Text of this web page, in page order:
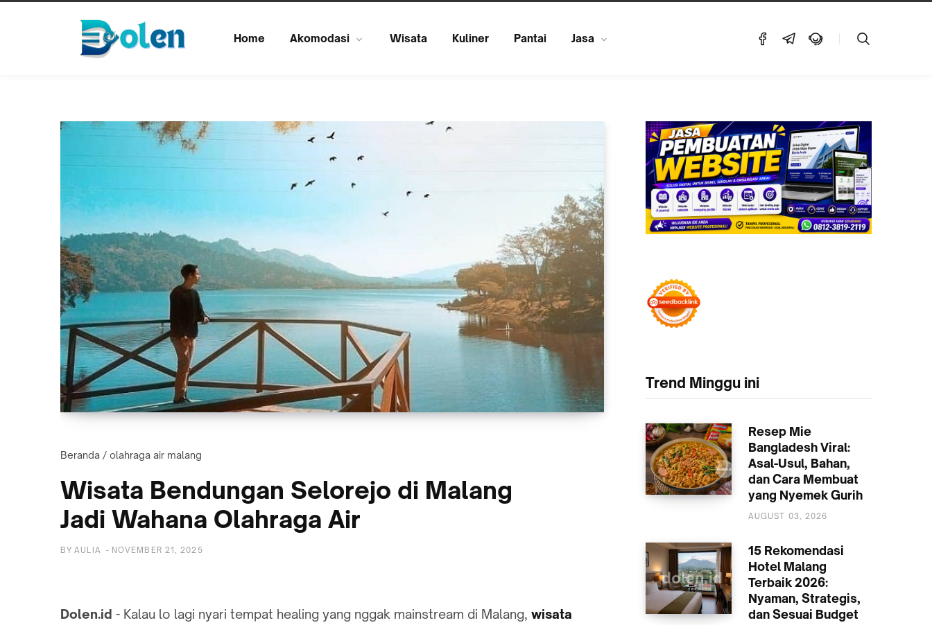
Home Akomodasi Wisata Kuliner Pantai Jasa
Beranda / olahraga air malang
Wisata Bendungan Selorejo di Malang
Jadi Wahana Olahraga Air
BY AULIA - NOVEMBER 21, 2025
Dolen.id - Kalau lo lagi nyari tempat healing yang nggak mainstream di Malang, wisata
Trend Minggu ini
Resep Mie
Bangladesh Viral:
Asal-Usul, Bahan,
dan Cara Membuat
yang Nyemek Gurih
AUGUST 03, 2026
AKOMODASI
15 Rekomendasi
Hotel Malang
Terbaik 2026:
Nyaman, Strategis,
dan Sesuai Budget